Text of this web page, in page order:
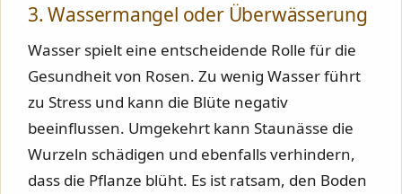
3. Wassermangel oder Überwässerung
Wasser spielt eine entscheidende Rolle für die
Gesundheit von Rosen. Zu wenig Wasser führt
zu Stress und kann die Blüte negativ
beeinflussen. Umgekehrt kann Staunässe die
Wurzeln schädigen und ebenfalls verhindern,
dass die Pflanze blüht. Es ist ratsam, den Boden